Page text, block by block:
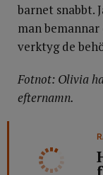
barnet snabbt.
man
verktyg de
Fotnot: Olivia
efternamn.